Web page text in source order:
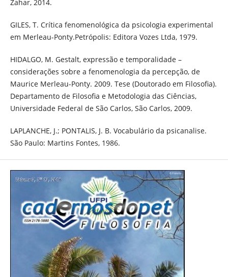
Zahar, 2014.
GILES, T. Crítica fenomenológica da psicologia experimental
em Merleau-Ponty.Petrópolis: Editora Vozes Ltda, 1979.
HIDALGO, M. Gestalt, expressão e temporalidade –
considerações sobre a fenomenologia da percepção, de
Maurice Merleau-Ponty. 2009. Tese (Doutorado em Filosofia).
Departamento de Filosofia e Metodologia das Ciências,
Universidade Federal de São Carlos, São Carlos, 2009.
LAPLANCHE, J.; PONTALIS, J. B. Vocabulário da psicanalise.
São Paulo: Martins Fontes, 1986.